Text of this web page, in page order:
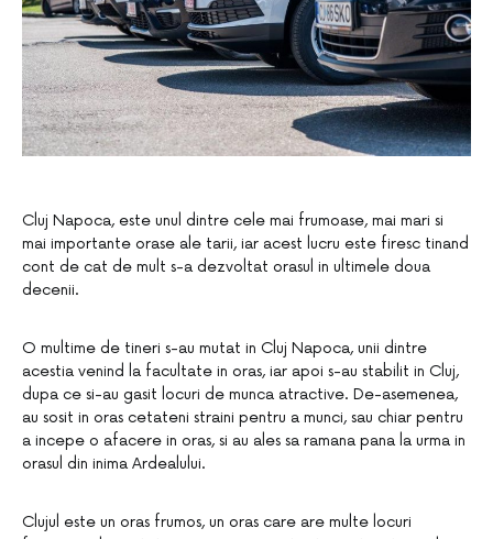
Cluj Napoca, este unul dintre cele mai frumoase, mai mari si
mai importante orase ale tarii, iar acest lucru este firesc tinand
cont de cat de mult s-a dezvoltat orasul in ultimele doua
decenii.
O multime de tineri s-au mutat in Cluj Napoca, unii dintre
acestia venind la facultate in oras, iar apoi s-au stabilit in Cluj,
dupa ce si-au gasit locuri de munca atractive. De-asemenea,
au sosit in oras cetateni straini pentru a munci, sau chiar pentru
a incepe o afacere in oras, si au ales sa ramana pana la urma in
orasul din inima Ardealului.
Clujul este un oras frumos, un oras care are multe locuri